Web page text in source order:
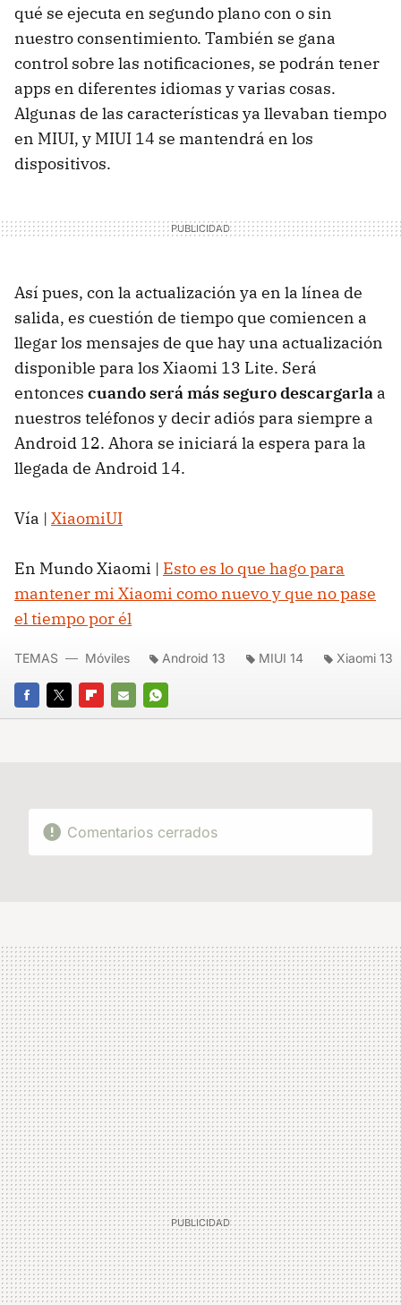
qué se ejecuta en segundo plano con o sin
nuestro consentimiento. También se gana
control sobre las notificaciones, se podrán tener
apps en diferentes idiomas y varias cosas.
Algunas de las características ya llevaban tiempo
en MIUI, y MIUI 14 se mantendrá en los
dispositivos.
Así pues, con la actualización ya en la línea de
salida, es cuestión de tiempo que comiencen a
llegar los mensajes de que hay una actualización
disponible para los Xiaomi 13 Lite. Será
entonces cuando será más seguro descargarla a
nuestros teléfonos y decir adiós para siempre a
Android 12. Ahora se iniciará la espera para la
llegada de Android 14.
Vía | XiaomiUI
En Mundo Xiaomi | Esto es lo que hago para
mantener mi Xiaomi como nuevo y que no pase
el tiempo por él
FACEBOOK
TWITTERFLIPBOARD
E-
WHATSAPP
TEMAS Móviles Android 13 MIUI 14 Xiaomi 13
Comentarios cerrados